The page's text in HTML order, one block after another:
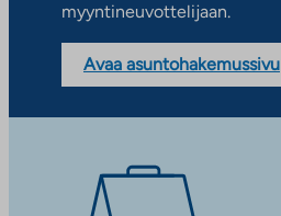
myyntineuvottelijaan.
Avaa asuntohakemussivu